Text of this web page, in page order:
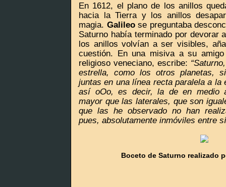
En 1612, el plano de los anillos
hacia la Tierra y los anillos
magia. Galileose preguntaba
Saturno había terminado por devorar
los anillos volvían a ser visibles,
cuestión. En una misiva a su
religioso veneciano, escribe:
estrella, como los otros planetas,
juntas en una línea recta paralela a la
así oOo, es decir, la de en medio
mayor que las laterales, que son
que las he observado no han
pues, absolutamente inmóviles entre
Boceto de Saturno realizado